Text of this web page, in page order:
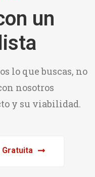
un
lo que buscas, no
nosotros
y su viabilidad.
Gratuita